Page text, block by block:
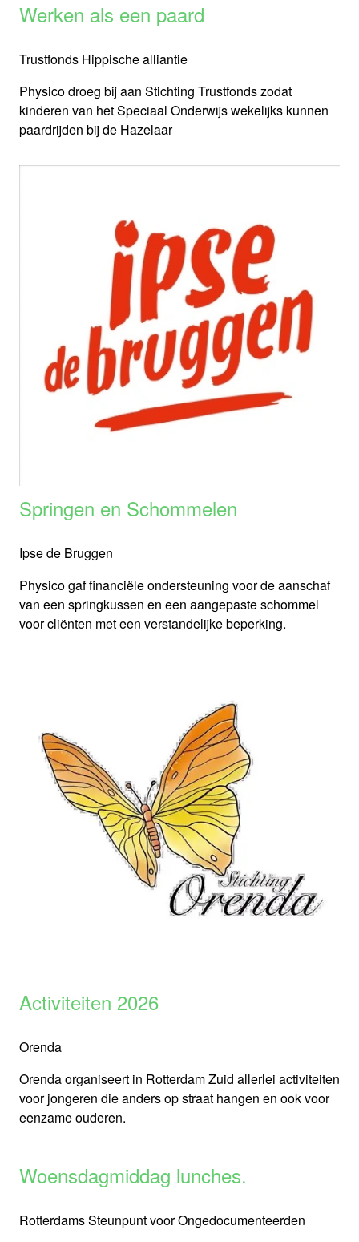
Werken als een paard
Trustfonds Hippische alliantie
Physico droeg bij aan Stichting Trustfonds zodat
kinderen van het Speciaal Onderwijs wekelijks kunnen
paardrijden bij de Hazelaar
Springen en Schommelen
Ipse de Bruggen
Physico gaf financiële ondersteuning voor de aanschaf
van een springkussen en een aangepaste schommel
voor cliënten met een verstandelijke beperking.
Activiteiten 2026
Orenda
Orenda organiseert in Rotterdam Zuid allerlei activiteiten
voor jongeren die anders op straat hangen en ook voor
eenzame ouderen.
Woensdagmiddag lunches.
Rotterdams Steunpunt voor Ongedocumenteerden